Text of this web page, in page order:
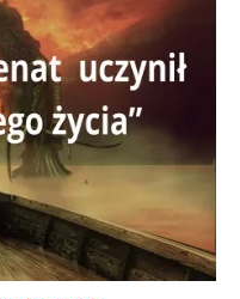
wizerunku Maryi,
surową treść jej